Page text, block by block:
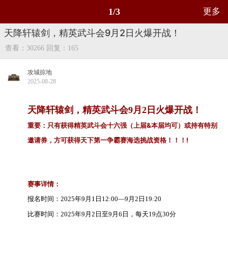
1/3 更多
天降轩辕剑，精英武斗会9月2日火爆开战！
查看：30266 回复：165
攻城掠地
2025-08-28
天降轩辕剑，精英武斗会9月2日火爆开战！
重要：只有获得精英武斗会十六强（上届&本届均可）或持有特别
邀请券，方可获得天下第一争霸赛海选挑战资格！！！!
赛事详情：
报名时间：2025年9月1日12:00—9月2日19:20
比赛时间：2025年9月2日至9月6日，每天19点30分